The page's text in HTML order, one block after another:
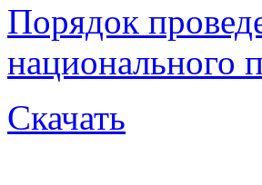
Порядок
национального
Скачать